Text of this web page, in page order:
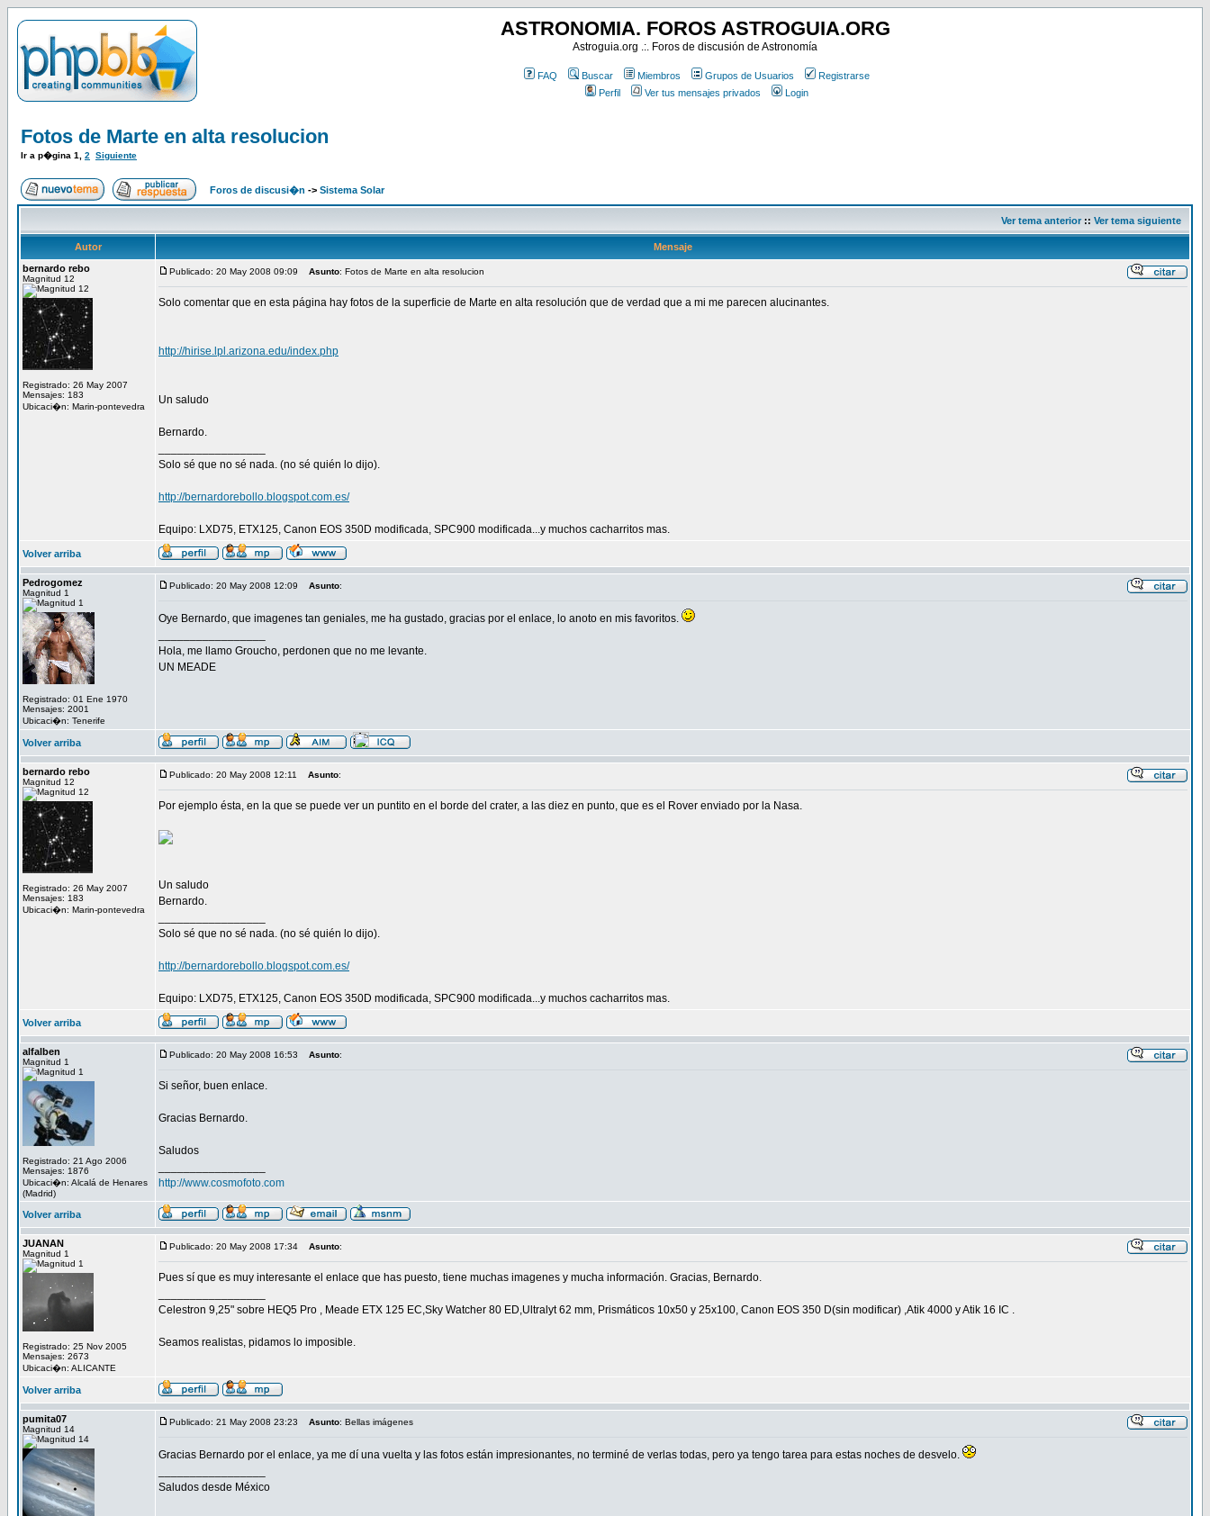
ASTRONOMIA. FOROS ASTROGUIA.ORG
Astroguia.org .:. Foros de discusión de Astronomía
FAQ Buscar Miembros Grupos de Usuarios
Registrarse
Perfil
Ver tus mensajes privados Login
Fotos de Marte en alta resolucion
Ir a p�gina 1 2 Siguiente
Foros de discusi�n -> Sistema Solar
Ver tema anterior:: Ver tema siguiente
Autor
Mensaje
bernardo rebo
Magnitud 12
Registrado: 26 May 2007
Mensajes: 183
Ubicaci�n: Marin-pontevedra
Publicado: 20 May 2008 09:09 Asunto: Fotos de Marte en alta resolucion
Solo comentar que en esta página hay fotos de la superficie de Marte en alta resolución que de verdad que a mi me parecen alucinantes.
http://hirise.lpl.arizona.edu/index.php
Un saludo
Bernardo.
Solo sé que no sé nada. (no sé quién lo dijo).
http://bernardorebollo.blogspot.com.es/
Equipo: LXD75, ETX125, Canon EOS 350D modificada, SPC900 modificada...y muchos cacharritos mas.
Volver arriba
Pedrogomez
Magnitud 1
Registrado: 01 Ene 1970
Mensajes: 2001
Ubicaci�n: Tenerife
Publicado: 20 May 2008 12:09 Asunto:
Oye Bernardo, que imagenes tan geniales, me ha gustado, gracias por el enlace, lo anoto en mis favoritos.
Hola, me llamo Groucho, perdonen que no me levante.
UN MEADE
Volver arriba
bernardo rebo
Magnitud 12
Registrado: 26 May 2007
Mensajes: 183
Ubicaci�n: Marin-pontevedra
Publicado: 20 May 2008 12:11 Asunto:
Por ejemplo ésta, en la que se puede ver un puntito en el borde del crater, a las diez en punto, que es el Rover enviado por la Nasa.
Un saludo
Bernardo.
Solo sé que no sé nada. (no sé quién lo dijo).
http://bernardorebollo.blogspot.com.es/
Equipo: LXD75, ETX125, Canon EOS 350D modificada, SPC900 modificada...y muchos cacharritos mas.
Volver arriba
alfalben
Magnitud 1
Registrado: 21 Ago 2006
Mensajes: 1876
Ubicaci�n: Alcalá de Henares
(Madrid)
Publicado: 20 May 2008 16:53 Asunto:
Si señor, buen enlace.
Gracias Bernardo.
Saludos
http://www.cosmofoto.com
Volver arriba
JUANAN
Magnitud 1
Registrado: 25 Nov 2005
Mensajes: 2673
Ubicaci�n: ALICANTE
Publicado: 20 May 2008 17:34 Asunto:
Pues sí que es muy interesante el enlace que has puesto, tiene muchas imagenes y mucha información. Gracias, Bernardo.
Celestron 9,25" sobre HEQ5 Pro , Meade ETX 125 EC,Sky Watcher 80 ED,Ultralyt 62 mm, Prismáticos 10x50 y 25x100, Canon EOS 350 D(sin modificar) ,Atik 4000 y Atik 16 IC .
Seamos realistas, pidamos lo imposible.
Volver arriba
pumita07
Magnitud 14
Publicado: 21 May 2008 23:23 Asunto: Bellas imágenes
Gracias Bernardo por el enlace, ya me dí una vuelta y las fotos están impresionantes, no terminé de verlas todas, pero ya tengo tarea para estas noches de desvelo.
Saludos desde México